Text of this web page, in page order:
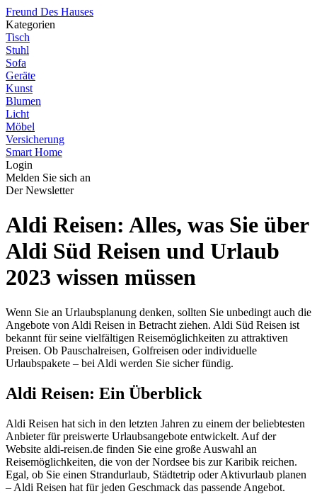
Freund Des Hauses
Kategorien
Tisch
Stuhl
Sofa
Geräte
Kunst
Blumen
Licht
Möbel
Versicherung
Smart Home
Login
Melden Sie sich an
Der Newsletter
Aldi Reisen: Alles, was Sie über
Aldi Süd Reisen und Urlaub
2023 wissen müssen
Wenn Sie an Urlaubsplanung denken, sollten Sie unbedingt auch die
Angebote von Aldi Reisen in Betracht ziehen. Aldi Süd Reisen ist
bekannt für seine vielfältigen Reisemöglichkeiten zu attraktiven
Preisen. Ob Pauschalreisen, Golfreisen oder individuelle
Urlaubspakete – bei Aldi werden Sie sicher fündig.
Aldi Reisen: Ein Überblick
Aldi Reisen hat sich in den letzten Jahren zu einem der beliebtesten
Anbieter für preiswerte Urlaubsangebote entwickelt. Auf der
Website aldi-reisen.de finden Sie eine große Auswahl an
Reisemöglichkeiten, die von der Nordsee bis zur Karibik reichen.
Egal, ob Sie einen Strandurlaub, Städtetrip oder Aktivurlaub planen
– Aldi Reisen hat für jeden Geschmack das passende Angebot.